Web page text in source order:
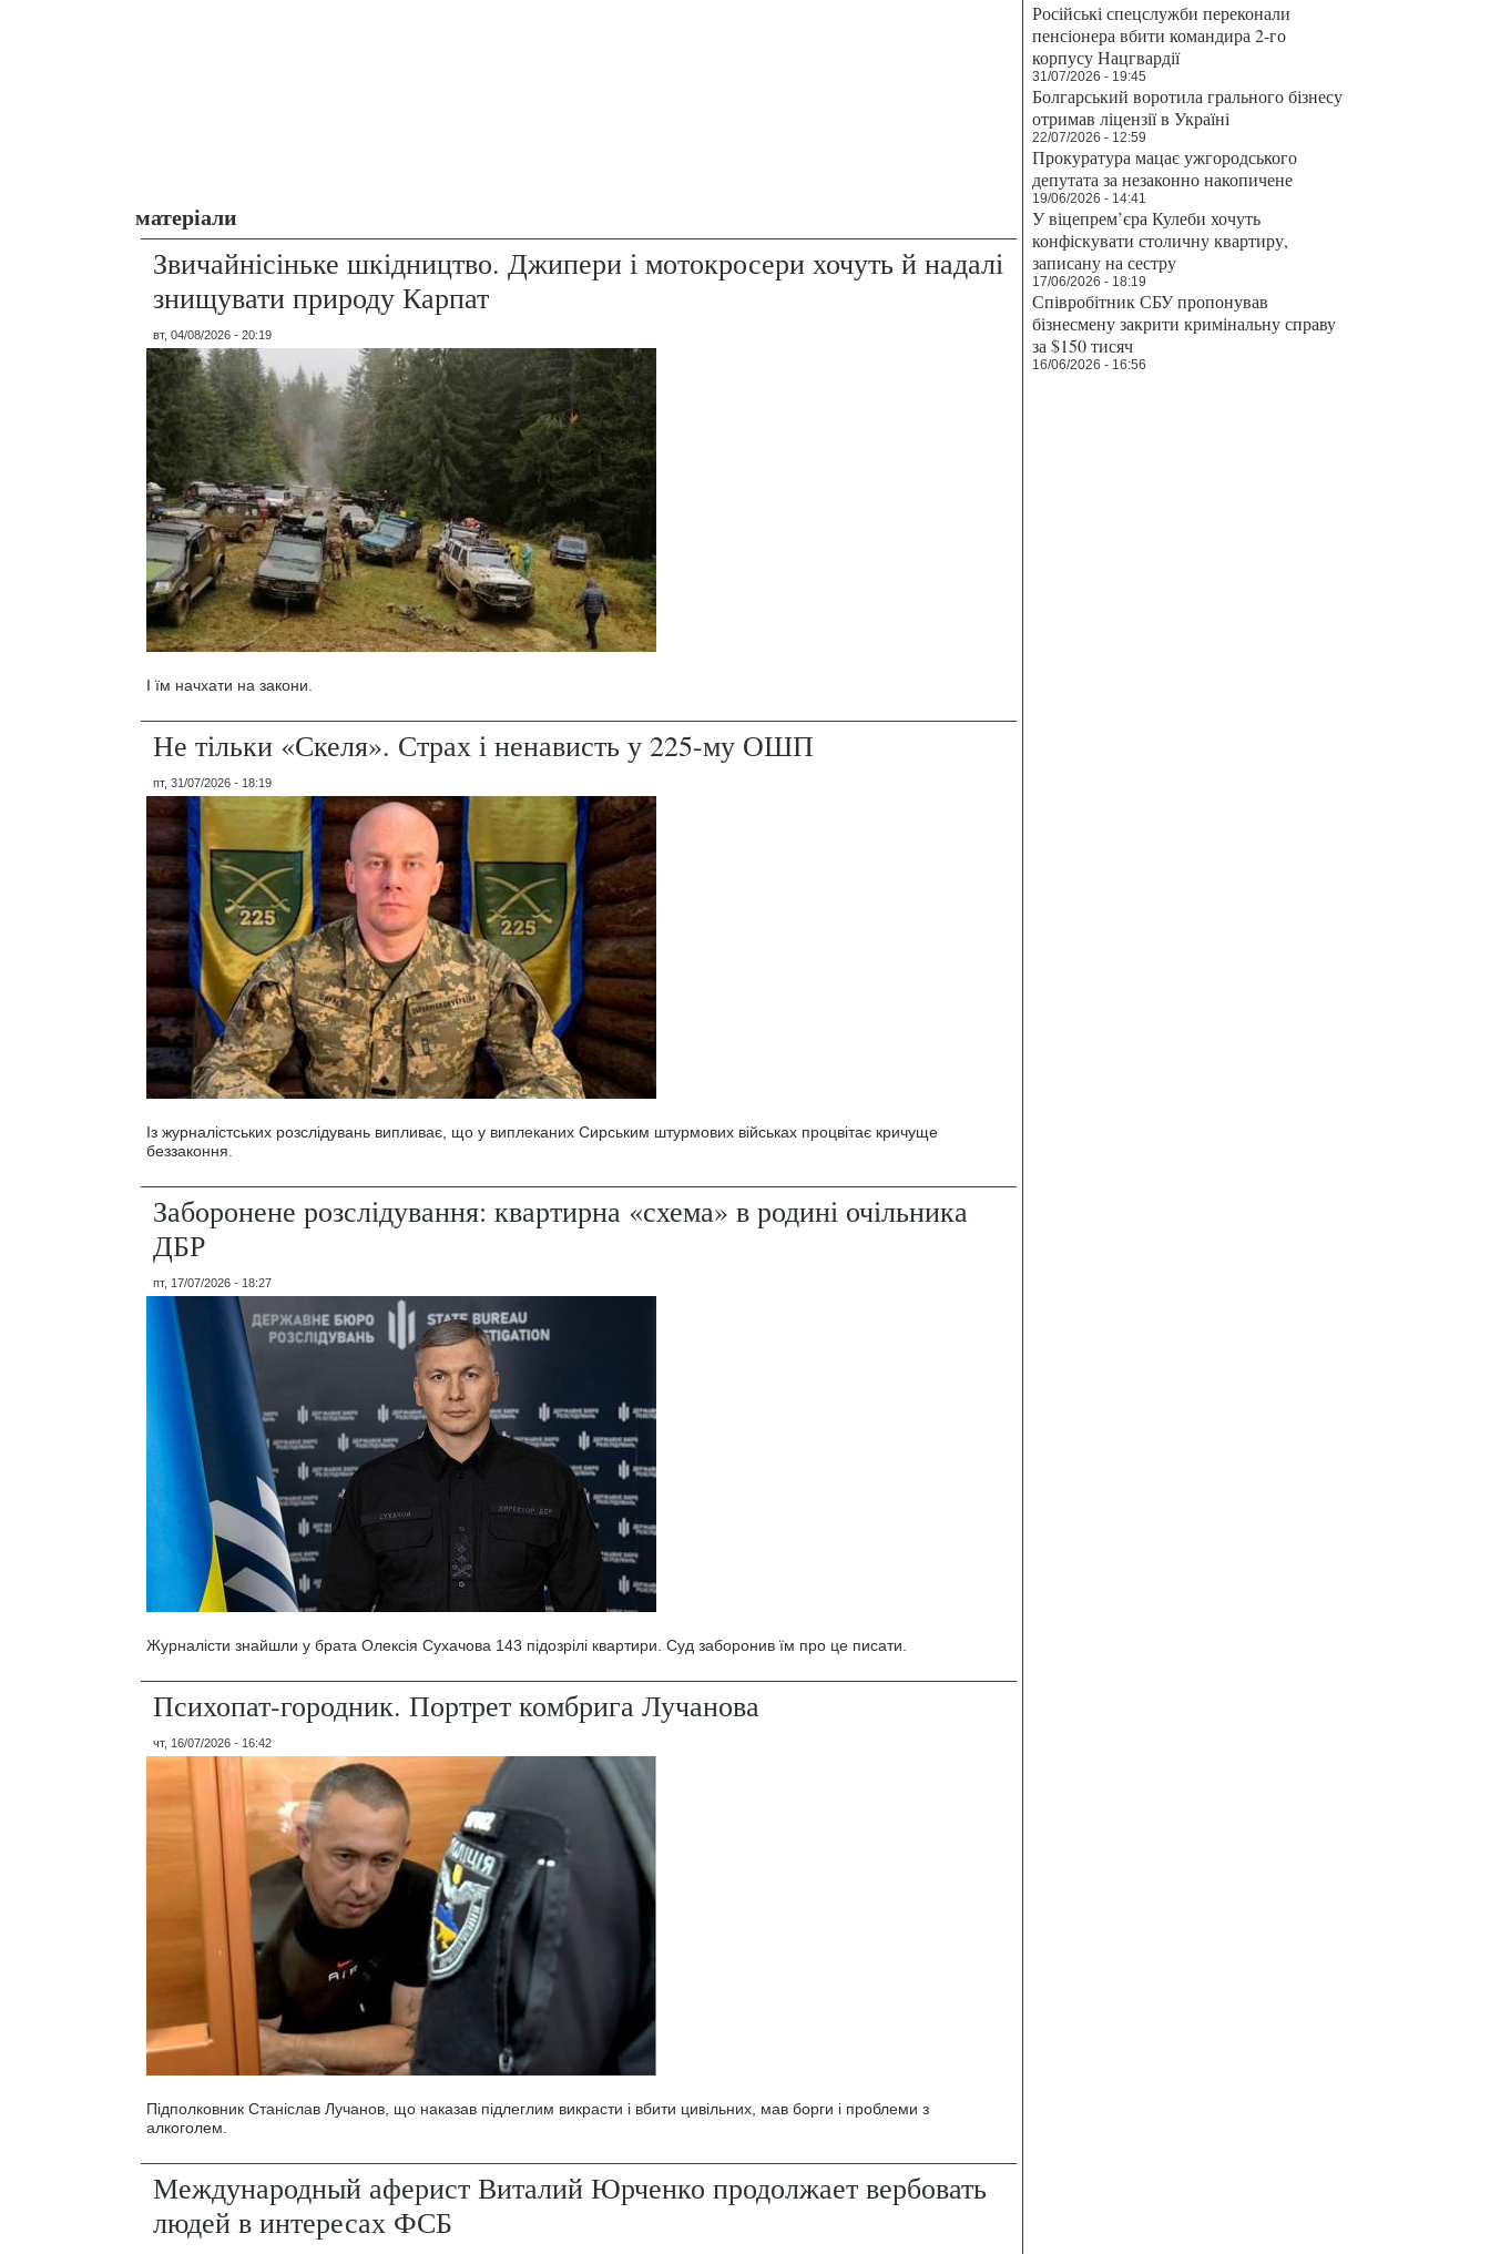
матеріали
Звичайнісіньке шкідництво. Джипери і мотокросери хочуть й надалі
знищувати природу Карпат
вт, 04/08/2026 - 20:19
І їм начхати на закони.
Не тільки «Скеля». Страх і ненависть у 225-му ОШП
пт, 31/07/2026 - 18:19
Із журналістських розслідувань випливає, що у виплеканих Сирським штурмових військах процвітає кричуще
беззаконня.
Заборонене розслідування: квартирна «схема» в родині очільника
ДБР
пт, 17/07/2026 - 18:27
Журналісти знайшли у брата Олексія Сухачова 143 підозрілі квартири. Суд заборонив їм про це писати.
Психопат-городник. Портрет комбрига Лучанова
чт, 16/07/2026 - 16:42
Підполковник Станіслав Лучанов, що наказав підлеглим викрасти і вбити цивільних, мав борги і проблеми з
алкоголем.
Международный аферист Виталий Юрченко продолжает вербовать
людей в интересах ФСБ
Російські спецслужби переконали
пенсіонера вбити командира 2-го
корпусу Нацгвардії
31/07/2026 - 19:45
Болгарський воротила грального бізнесу
отримав ліцензії в Україні
22/07/2026 - 12:59
Прокуратура мацає ужгородського
депутата за незаконно накопичене
19/06/2026 - 14:41
У віцепрем’єра Кулеби хочуть
конфіскувати столичну квартиру,
записану на сестру
17/06/2026 - 18:19
Співробітник СБУ пропонував
бізнесмену закрити кримінальну справу
за $150 тисяч
16/06/2026 - 16:56